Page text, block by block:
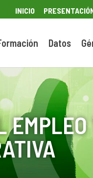
INICIO
Datos